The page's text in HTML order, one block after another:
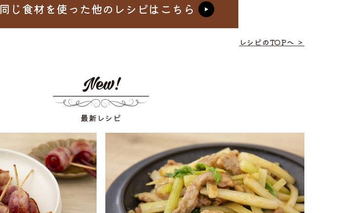
同じ食材を使った他のレシピはこちら
レシピのTOPへ ＞
最新レシピ